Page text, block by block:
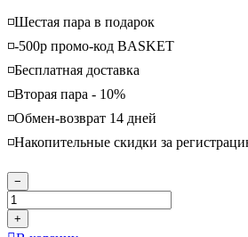
◽️Шестая пара в подарок
◽️-500р промо-код BASKET
◽️Бесплатная доставка
◽️Вторая пара - 10%
◽️Обмен-возврат 14 дней
◽️Накопительные скидки за
−
+